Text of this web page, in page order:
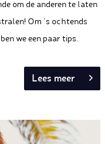
om de anderen te laten
Om ’s ochtends
we een paar tips.
Lees meer